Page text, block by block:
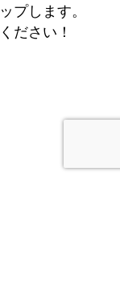
プします。
ださい！